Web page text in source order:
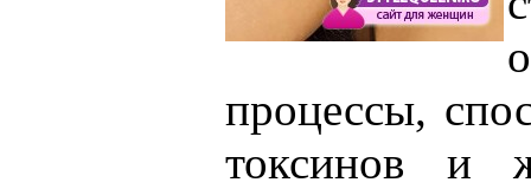
процессы,
токсинов и